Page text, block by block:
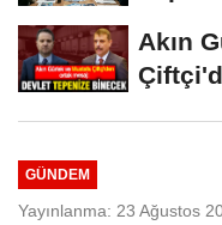
Akın
GÜNDEM
Yayınlanma: 23 Ağustos